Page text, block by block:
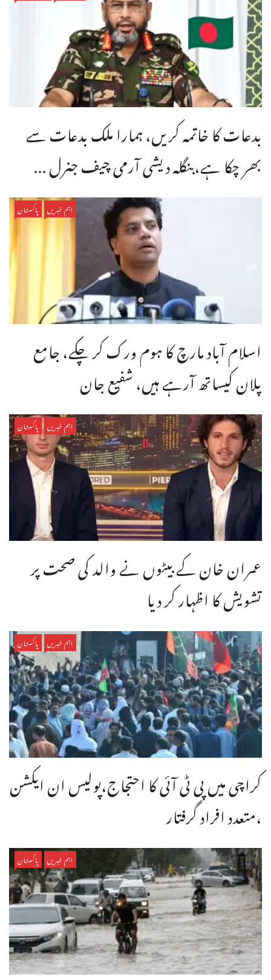
بدعات کا خاتمہ کریں، ہمارا ملک بدعات سے
بھر چکا ہے،بنگله دیشی آرمی چیف جنرل ...
اہم خبریں پاکستان
اسلام آباد مارچ کا ہوم ورک کر چکے، جامع
پلان کیساتھ آرہے ہیں، شفیع جان
اہم خبریں پاکستان
عمران خان کے بیٹوں نے والد کی صحت پر
تشویش کا اظہار کر دیا
اہم خبریں پاکستان
کراچی میں پی ٹی آئی کا احتجاج،پولیس ان ایکشن
،متعدد افراد گرفتار
اہم خبریں پاکستان